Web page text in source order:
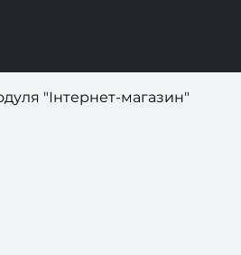
"Інтернет-магазин"